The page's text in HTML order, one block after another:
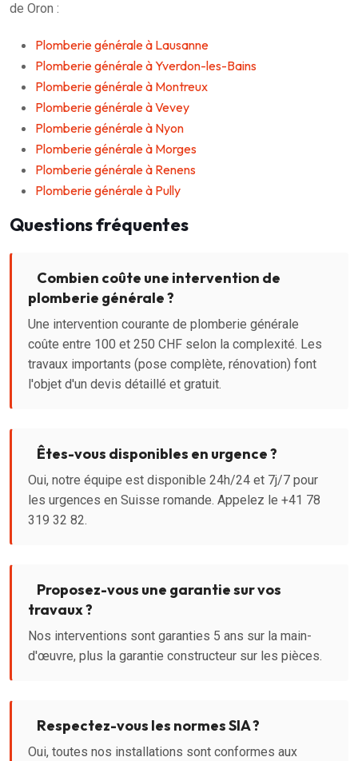
de Oron :
Plomberie générale à Lausanne
Plomberie générale à Yverdon-les-Bains
Plomberie générale à Montreux
Plomberie générale à Vevey
Plomberie générale à Nyon
Plomberie générale à Morges
Plomberie générale à Renens
Plomberie générale à Pully
Questions fréquentes
Combien coûte une intervention de
plomberie générale ?
Une intervention courante de plomberie générale
coûte entre 100 et 250 CHF selon la complexité. Les
travaux importants (pose complète, rénovation) font
l'objet d'un devis détaillé et gratuit.
Êtes-vous disponibles en urgence ?
Oui, notre équipe est disponible 24h/24 et 7j/7 pour
les urgences en Suisse romande. Appelez le +41 78
319 32 82.
Proposez-vous une garantie sur vos
travaux ?
Nos interventions sont garanties 5 ans sur la main-
d'œuvre, plus la garantie constructeur sur les pièces.
Respectez-vous les normes SIA ?
Oui, toutes nos installations sont conformes aux